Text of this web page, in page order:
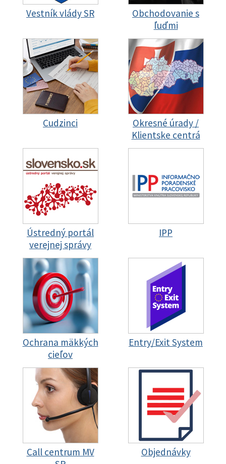
Vestník vlády SR
Obchodovanie s
ľuďmi
Cudzinci
Okresné úrady /
Klientske centrá
Ústredný portál
verejnej správy
IPP
Ochrana mäkkých
cieľov
Entry/Exit System
Call centrum MV
Objednávky